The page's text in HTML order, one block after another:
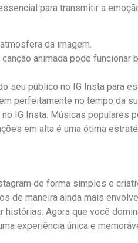
para transmitir a
da‍ imagem.
animada pode
seu público no IG Insta para
perfeitamente no tempo da
IG Insta. Músicas populares⁤
em alta é uma ótima
⁤de forma simples e
de maneira ​ainda mais
Agora que você
experiência única e